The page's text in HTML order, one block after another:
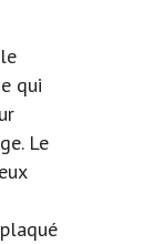
qui
Le